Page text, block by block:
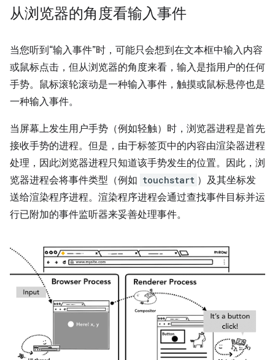
从浏览器的角度看输入事件
当您听到“输入事件”时，可能只会想到在文本框中输入内容
或鼠标点击，但从浏览器的角度来看，输入是指用户的任何
手势。鼠标滚轮滚动是一种输入事件，触摸或鼠标悬停也是
一种输入事件。
当屏幕上发生用户手势（例如轻触）时，浏览器进程是首先
接收手势的进程。但是，由于标签页中的内容由渲染器进程
处理，因此浏览器进程只知道该手势发生的位置。因此，浏
览器进程会将事件类型（例如 touchstart ）及其坐标发
送给渲染程序进程。渲染程序进程会通过查找事件目标并运
行已附加的事件监听器来妥善处理事件。